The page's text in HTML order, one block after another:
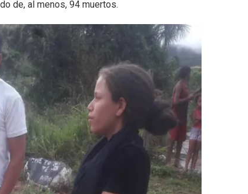
de, al menos, 94 muertos.